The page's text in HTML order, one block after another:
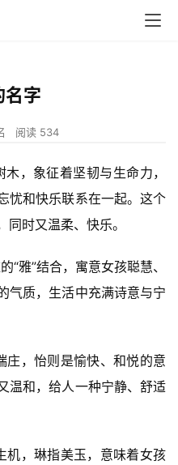
名字
阅读 534
，象征着坚韧与生命力，
忧和快乐联系在一起。这个
时又温柔、快乐。
“雅”结合，寓意女孩聪慧、
气质，生活中充满诗意与宁
庄，怡则是愉快、和悦的意
温和，给人一种宁静、舒适
机，琳指美玉，意味着女孩